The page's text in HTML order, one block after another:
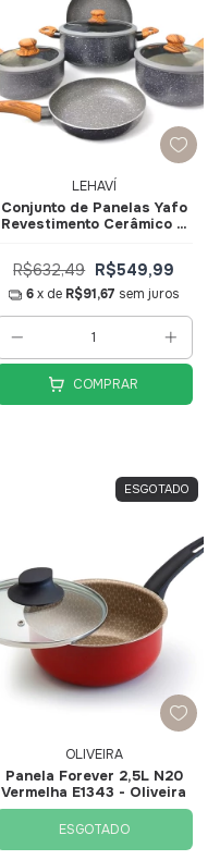
LEHAVÍ
Conjunto de Panelas Yafo
Revestimento Cerâmico 5
R$632,49 R$549,99
6 x de R$91,67 sem juros
COMPRAR
ESGOTADO
OLIVEIRA
Panela Forever 2,5L N20
Vermelha E1343 - Oliveira
ESGOTADO